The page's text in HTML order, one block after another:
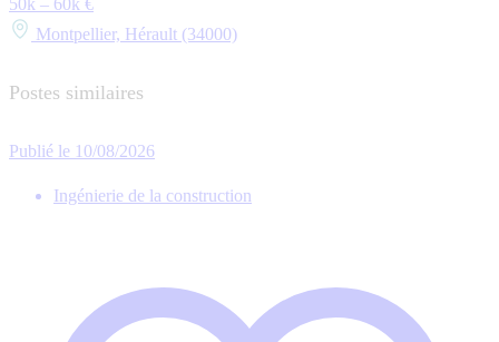
50k – 60k €
Montpellier, Hérault (34000)
Postes similaires
Publié le 10/08/2026
Ingénierie de la construction